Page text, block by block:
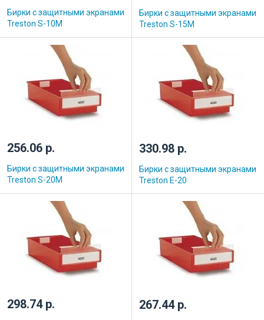
Бирки с защитными экранами
Treston S-10M
Бирки с защитными экранами
Treston S-15M
256.06 р.
Бирки с защитными экранами
Treston S-20M
330.98 р.
Бирки с защитными экранами
Treston E-20
298.74 р. 267.44 р.